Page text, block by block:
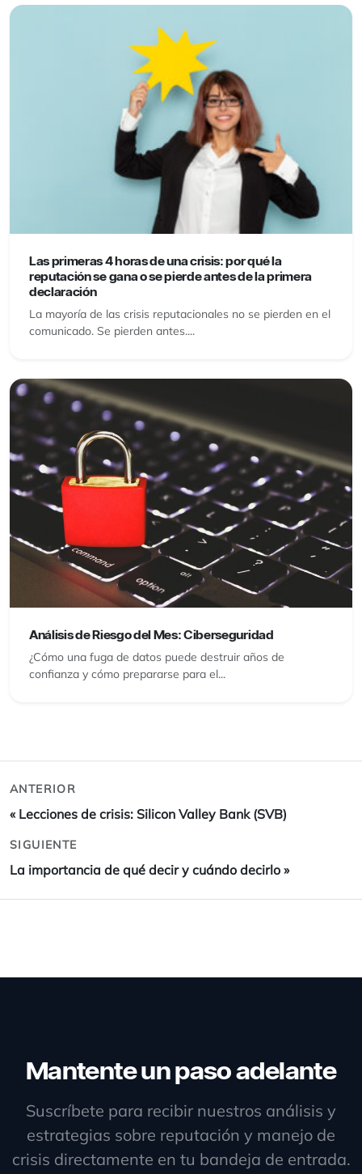
Las primeras 4 horas de una crisis: por qué la
reputación se gana o se pierde antes de la primera
declaración
La mayoría de las crisis reputacionales no se pierden en el
comunicado. Se pierden antes....
Análisis de Riesgo del Mes: Ciberseguridad
¿Cómo una fuga de datos puede destruir años de
confianza y cómo prepararse para el...
ANTERIOR
« Lecciones de crisis: Silicon Valley Bank (SVB)
SIGUIENTE
La importancia de qué decir y cuándo decirlo »
Mantente un paso adelante
Suscríbete para recibir nuestros análisis y
estrategias sobre reputación y manejo de
crisis directamente en tu bandeja de entrada.